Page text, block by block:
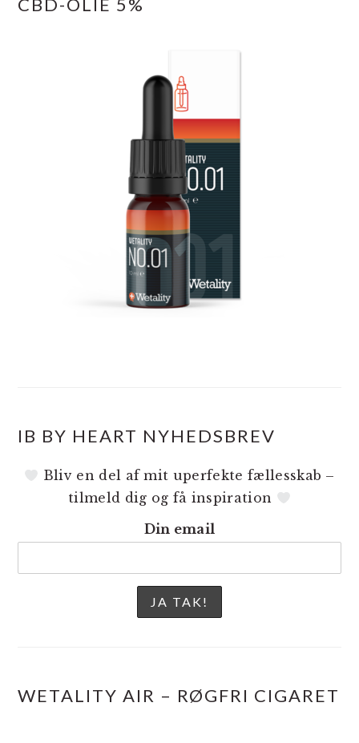
CBD-OLIE 5%
IB BY HEART NYHEDSBREV
Bliv en del af mit uperfekte fællesskab –
tilmeld dig og få inspiration
Din email
WETALITY AIR – RØGFRI CIGARET